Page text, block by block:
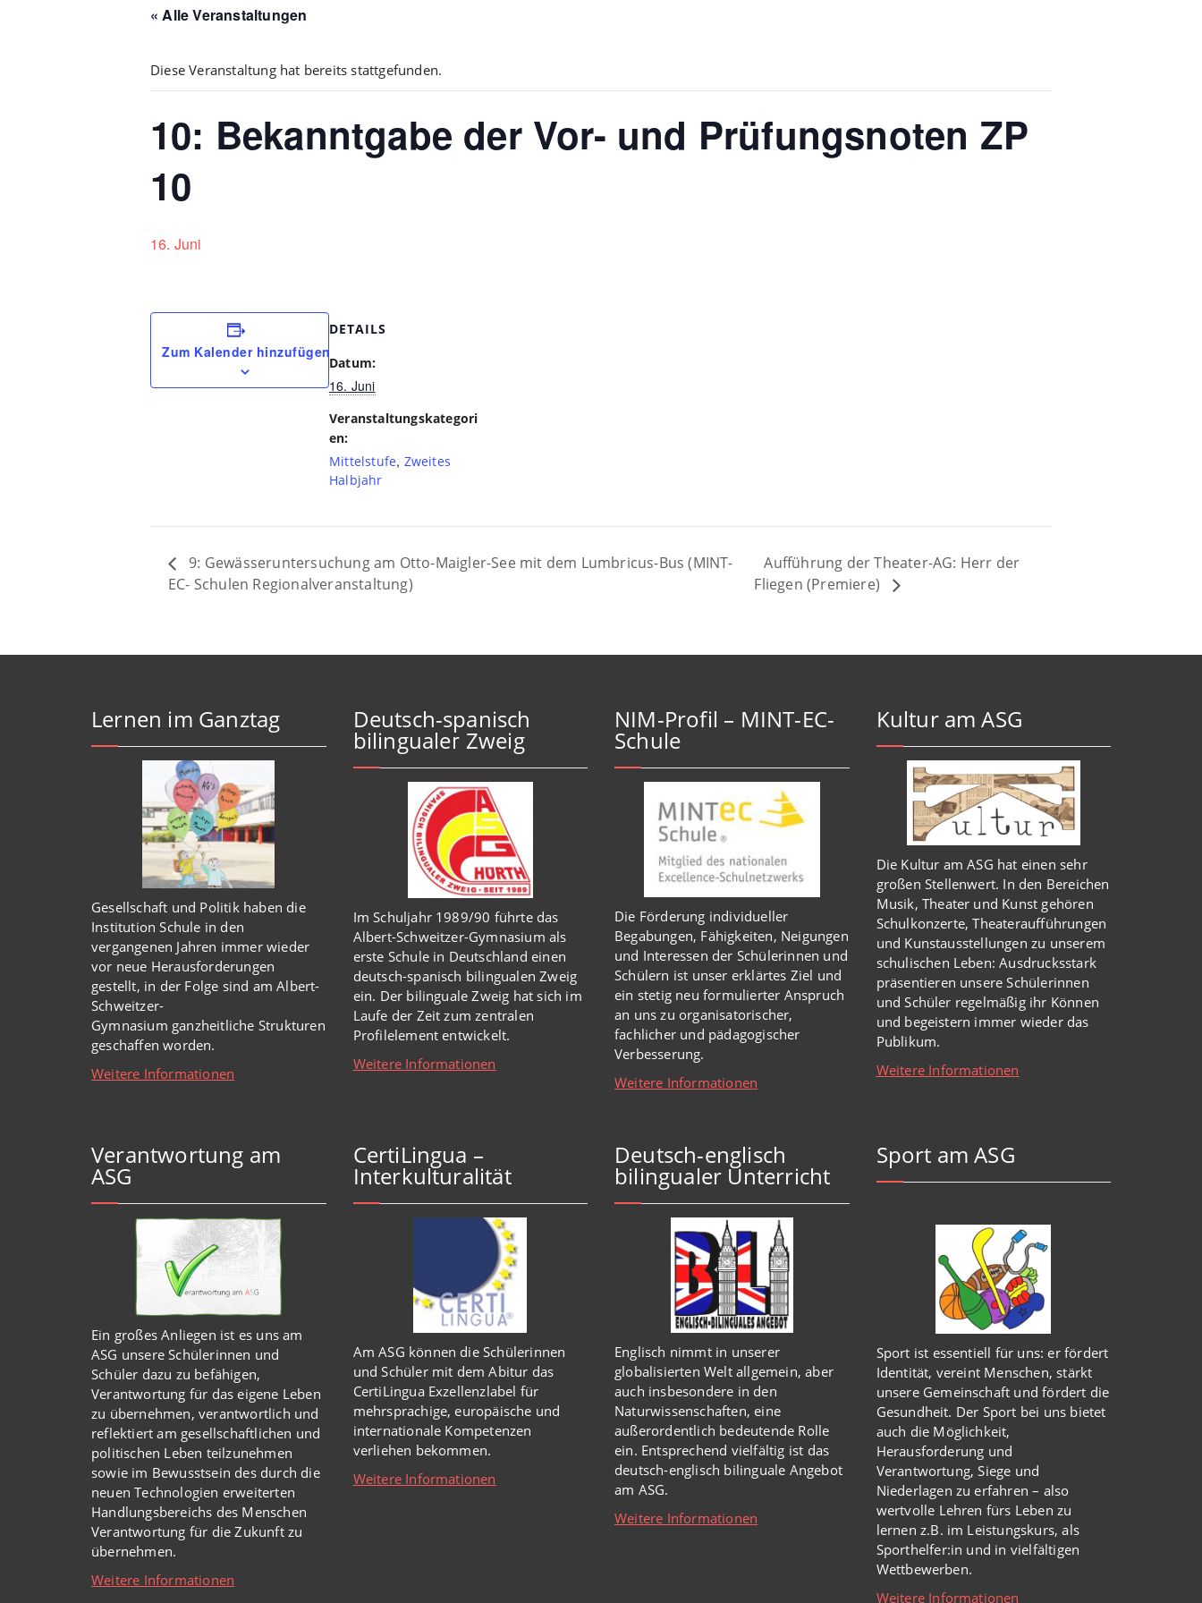
« Alle Veranstaltungen
Diese Veranstaltung hat bereits stattgefunden.
10: Bekanntgabe der Vor- und Prüfungsnoten ZP
10
16. Juni
Zum Kalender hinzufügen
DETAILS
Datum:
16. Juni
Veranstaltungskategori
en:
Mittelstufe, Zweites
Halbjahr
9: Gewässeruntersuchung am Otto-Maigler-See mit dem Lumbricus-Bus (MINT-
EC- Schulen Regionalveranstaltung)
Aufführung der Theater-AG: Herr der
Fliegen (Premiere)
Lernen im Ganztag
Gesellschaft und Politik haben die
Institution Schule in den
vergangenen Jahren immer wieder
vor neue Herausforderungen
gestellt, in der Folge sind am Albert-
Schweitzer-
Gymnasium ganzheitliche Strukturen
geschaffen worden.
Weitere Informationen
Deutsch-spanisch
bilingualer Zweig
Im Schuljahr 1989/90 führte das
Albert-Schweitzer-Gymnasium als
erste Schule in Deutschland einen
deutsch-spanisch bilingualen Zweig
ein. Der bilinguale Zweig hat sich im
Laufe der Zeit zum zentralen
Profilelement entwickelt.
Weitere Informationen
NIM-Profil – MINT-EC-
Schule
Die Förderung individueller
Begabungen, Fähigkeiten, Neigungen
und Interessen der Schülerinnen und
Schülern ist unser erklärtes Ziel und
ein stetig neu formulierter Anspruch
an uns zu organisatorischer,
fachlicher und pädagogischer
Verbesserung.
Weitere Informationen
Kultur am ASG
Die Kultur am ASG hat einen sehr
großen Stellenwert. In den Bereichen
Musik, Theater und Kunst gehören
Schulkonzerte, Theateraufführungen
und Kunstausstellungen zu unserem
schulischen Leben: Ausdrucksstark
präsentieren unsere Schülerinnen
und Schüler regelmäßig ihr Können
und begeistern immer wieder das
Publikum.
Weitere Informationen
Verantwortung am
ASG
Ein großes Anliegen ist es uns am
ASG unsere Schülerinnen und
Schüler dazu zu befähigen,
Verantwortung für das eigene Leben
zu übernehmen, verantwortlich und
reflektiert am gesellschaftlichen und
politischen Leben teilzunehmen
sowie im Bewusstsein des durch die
neuen Technologien erweiterten
Handlungsbereichs des Menschen
Verantwortung für die Zukunft zu
übernehmen.
Weitere Informationen
CertiLingua –
Interkulturalität
Am ASG können die Schülerinnen
und Schüler mit dem Abitur das
CertiLingua Exzellenzlabel für
mehrsprachige, europäische und
internationale Kompetenzen
verliehen bekommen.
Weitere Informationen
Deutsch-englisch
bilingualer Unterricht
Englisch nimmt in unserer
globalisierten Weltallgemein, aber
auch insbesondere in den
Naturwissenschaften, eine
außerordentlich bedeutende Rolle
ein. Entsprechend vielfältig ist das
deutsch-englisch bilinguale Angebot
am ASG.
Weitere Informationen
Sport am ASG
Sport ist essentiell für uns: er fördert
Identität, vereint Menschen, stärkt
unsere Gemeinschaft und fördert die
Gesundheit. Der Sport bei uns bietet
auch die Möglichkeit,
Herausforderung und
Verantwortung, Siege und
Niederlagen zu erfahren – also
wertvolle Lehren fürs Leben zu
lernen z.B. im Leistungskurs, als
Sporthelfer:in und in vielfältigen
Wettbewerben.
Weitere Informationen